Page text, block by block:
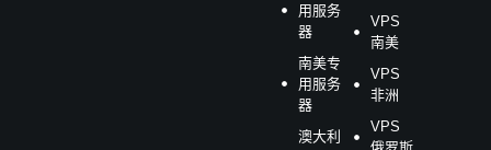
用服务
器
南美专
用服务
器
澳大利
VPS
南美
VPS
非洲
VPS